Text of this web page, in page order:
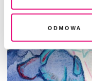
legalność
Odmowa